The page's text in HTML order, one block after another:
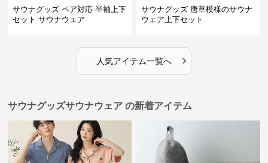
サウナグッズ ペア対応 半袖上下
セット サウナウェア
サウナグッズ 唐草模様のサウナ
ウェア上下セット
人気アイテム一覧へ ›
サウナグッズサウナウェア の新着アイテム